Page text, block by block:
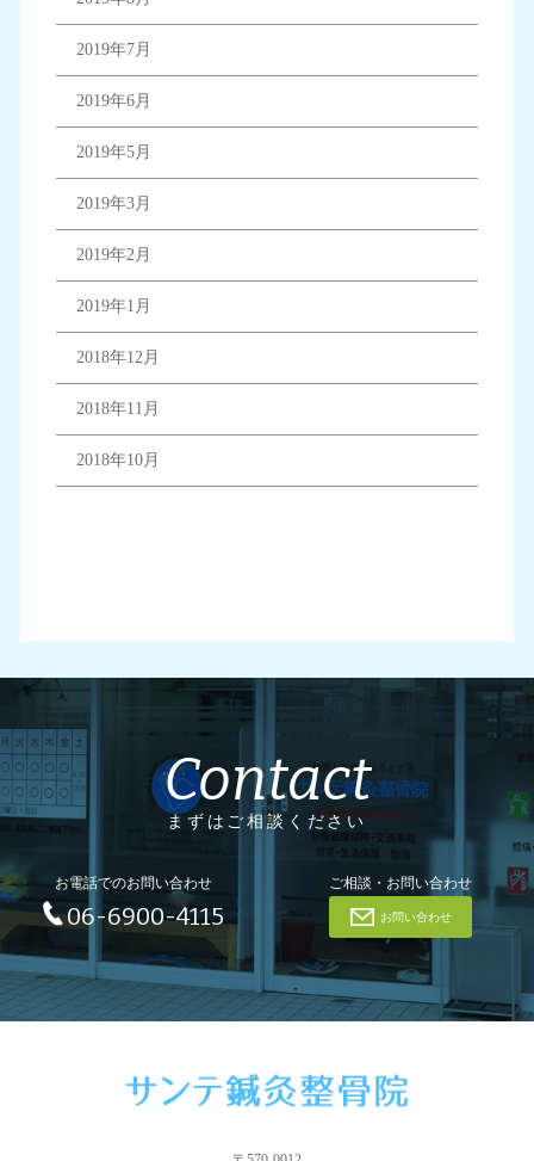
2019年7月
2019年6月
2019年5月
2019年3月
2019年2月
2019年1月
2018年12月
2018年11月
2018年10月
Contact
まずはご相談ください
お電話でのお問い合わせ
06-6900-4115
ご相談・お問い合わせ
お問い合わせ